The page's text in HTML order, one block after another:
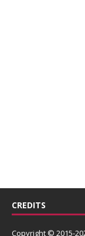
CREDITS
Copyright © 2015-